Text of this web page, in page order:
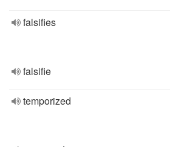
falsifies
falsifie
temporized